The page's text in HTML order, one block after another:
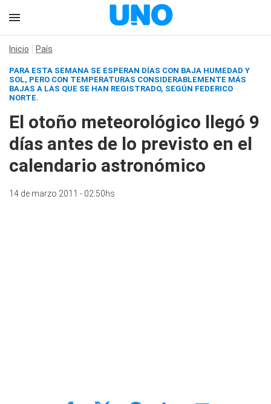
Inicio País
PARA ESTA SEMANA SE ESPERAN DÍAS CON BAJA HUMEDAD Y
SOL, PERO CON TEMPERATURAS CONSIDERABLEMENTE MÁS
BAJAS A LAS QUE SE HAN REGISTRADO, SEGÚN FEDERICO
NORTE.
El otoño meteorológico llegó 9
días antes de lo previsto en el
calendario astronómico
14 de marzo 2011 - 02:50hs